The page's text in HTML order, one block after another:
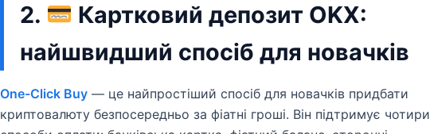
2.
Картковий депозит OKX:
найшвидший спосіб для новачків
One-Click Buy — це найпростіший спосіб для новачків придбати
криптовалюту безпосередньо за фіатні гроші. Він підтримує чотири